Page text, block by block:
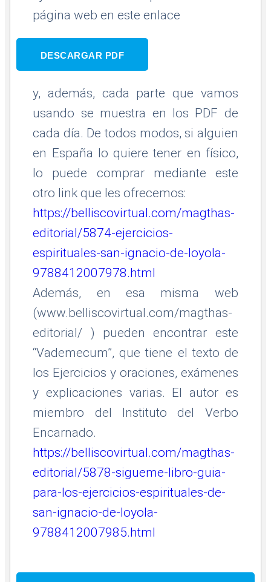
página web en este enlace
DESCARGAR PDF
y, además, cada parte que vamos
usando se muestra en los PDF de
cada día. De todos modos, si alguien
en España lo quiere tener en físico,
lo puede comprar mediante este
otro link que les ofrecemos:
https://belliscovirtual.com/magthas-
editorial/5874-ejercicios-
espirituales-san-ignacio-de-loyola-
9788412007978.html
Además, en esa misma web
(www.belliscovirtual.com/magthas-
editorial/ ) pueden encontrar este
“Vademecum”, que tiene el texto de
los Ejercicios y oraciones, exámenes
y explicaciones varias. El autor es
miembro del Instituto del Verbo
Encarnado.
https://belliscovirtual.com/magthas-
editorial/5878-sigueme-libro-guia-
para-los-ejercicios-espirituales-de-
san-ignacio-de-loyola-
9788412007985.html